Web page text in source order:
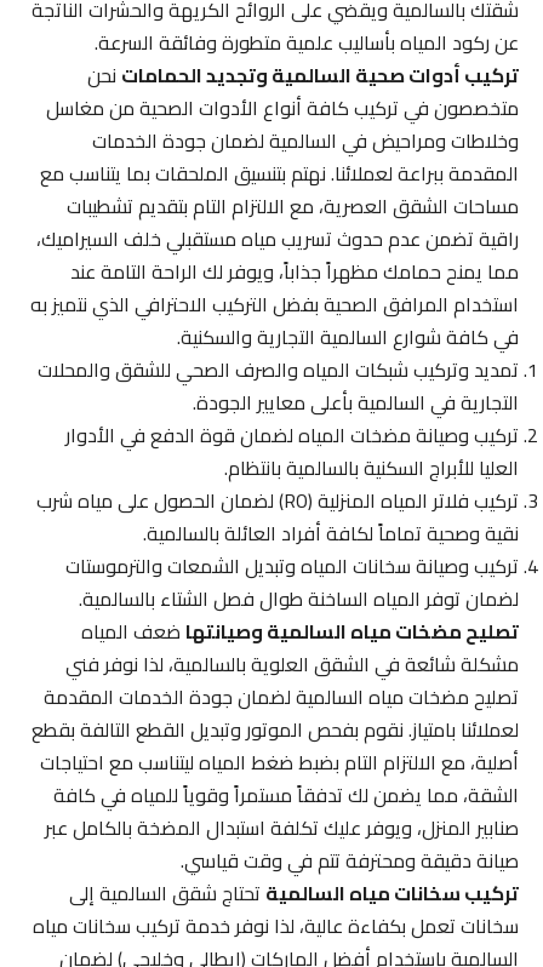
شقتك بالسالمية ويقضي على الروائح الكريهة والحشرات الناتجة
عن ركود المياه بأساليب علمية متطورة وفائقة السرعة.
تركيب أدوات صحية السالمية وتجديد الحماماتنحن
متخصصون في تركيب كافة أنواع الأدوات الصحية من مغاسل
وخلاطات ومراحيض في السالمية لضمان جودة الخدمات
المقدمة ببراعة لعملائنا. نهتم بتنسيق الملحقات بما يتناسب مع
مساحات الشقق العصرية، مع الالتزام التام بتقديم تشطيبات
راقية تضمن عدم حدوث تسريب مياه مستقبلي خلف السيراميك،
مما يمنح حمامك مظهراً جذاباً، ويوفر لك الراحة التامة عند
استخدام المرافق الصحية بفضل التركيب الاحترافي الذي نتميز به
في كافة شوارع السالمية التجارية والسكنية.
تمديد وتركيب شبكات المياه والصرف الصحي للشقق والمحلات
التجارية في السالمية بأعلى معايير الجودة.
تركيب وصيانة مضخات المياه لضمان قوة الدفع في الأدوار
العليا للأبراج السكنية بالسالمية بانتظام.
تركيب فلاتر المياه المنزلية (RO) لضمان الحصول على مياه شرب
نقية وصحية تماماً لكافة أفراد العائلة بالسالمية.
تركيب وصيانة سخانات المياه وتبديل الشمعات والترموستات
لضمان توفر المياه الساخنة طوال فصل الشتاء بالسالمية.
تصليح مضخات مياه السالمية وصيانتهاضعف المياه
مشكلة شائعة في الشقق العلوية بالسالمية، لذا نوفر فني
تصليح مضخات مياه السالمية لضمان جودة الخدمات المقدمة
لعملائنا بامتياز. نقوم بفحص الموتور وتبديل القطع التالفة بقطع
أصلية، مع الالتزام التام بضبط ضغط المياه ليتناسب مع احتياجات
الشقة، مما يضمن لك تدفقاً مستمراً وقوياً للمياه في كافة
صنابير المنزل، ويوفر عليك تكلفة استبدال المضخة بالكامل عبر
صيانة دقيقة ومحترفة تتم في وقت قياسي.
تركيب سخانات مياه السالميةتحتاج شقق السالمية إلى
سخانات تعمل بكفاءة عالية، لذا نوفر خدمة تركيب سخانات مياه
السالمية باستخدام أفضل الماركات (إيطالي وخليجي) لضمان